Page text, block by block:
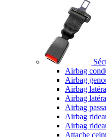
Airbag
Airbag
Airbag
Airbag
Airbag
Airbag
Airbag
Attache